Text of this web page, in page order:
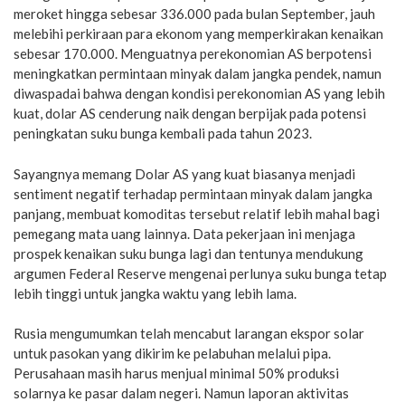
meroket hingga sebesar 336.000 pada bulan September, jauh
melebihi perkiraan para ekonom yang memperkirakan kenaikan
sebesar 170.000. Menguatnya perekonomian AS berpotensi
meningkatkan permintaan minyak dalam jangka pendek, namun
diwaspadai bahwa dengan kondisi perekonomian AS yang lebih
kuat, dolar AS cenderung naik dengan berpijak pada potensi
peningkatan suku bunga kembali pada tahun 2023.
Sayangnya memang Dolar AS yang kuat biasanya menjadi
sentiment negatif terhadap permintaan minyak dalam jangka
panjang, membuat komoditas tersebut relatif lebih mahal bagi
pemegang mata uang lainnya. Data pekerjaan ini menjaga
prospek kenaikan suku bunga lagi dan tentunya mendukung
argumen Federal Reserve mengenai perlunya suku bunga tetap
lebih tinggi untuk jangka waktu yang lebih lama.
Rusia mengumumkan telah mencabut larangan ekspor solar
untuk pasokan yang dikirim ke pelabuhan melalui pipa.
Perusahaan masih harus menjual minimal 50% produksi
solarnya ke pasar dalam negeri. Namun laporan aktivitas